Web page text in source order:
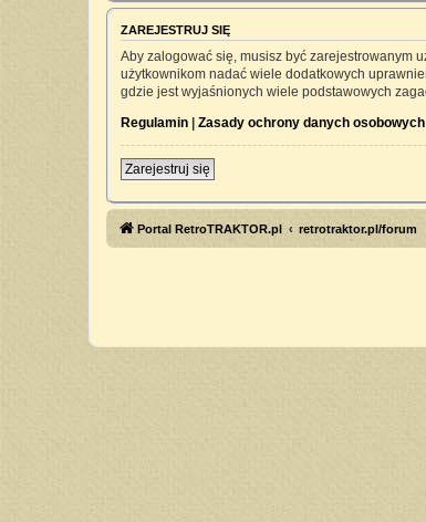
ZAREJESTRUJ SIĘ
Aby zalogować się, musisz być zarejestrowanym
użytkownikom nadać wiele dodatkowych
gdzie jest wyjaśnionych wiele podstawowych
Regulamin | Zasady ochrony danych osobowych
Zarejestruj się
Portal RetroTRAKTOR.pl retrotraktor.pl/forum